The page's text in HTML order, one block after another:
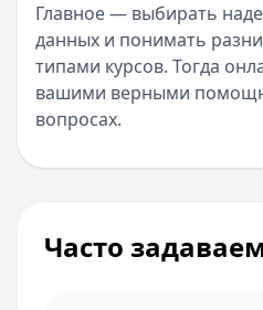
Главное — выбирать
данных и понимать
типами курсов. Тогда
вашими верными
вопросах.
Часто